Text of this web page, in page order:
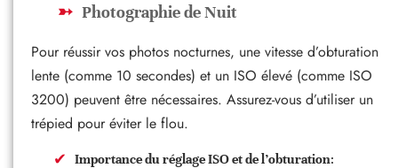
Photographie de Nuit
Pour réussir vos photos nocturnes, une vitesse d’obturation
lente (comme 10 secondes) et un ISO élevé (comme ISO
3200) peuvent être nécessaires. Assurez-vous d’utiliser un
trépied pour éviter le flou.
Importance du réglage ISO et de l’obturation: